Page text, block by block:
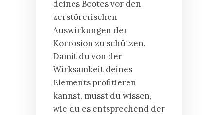
deines Bootes vor den
zerstörerischen
Auswirkungen der
Korrosion zu schützen.
Damit du von der
Wirksamkeit deines
Elements profitieren
kannst, musst du wissen,
wie du es entsprechend der